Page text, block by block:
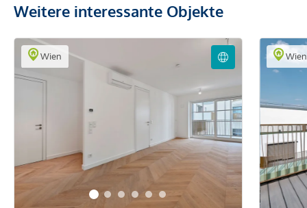
Weitere interessante Objekte
Wien Wien